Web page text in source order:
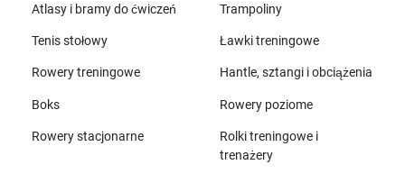
Atlasy i bramy do ćwiczeń Trampoliny
Tenis stołowy Ławki treningowe
Rowery treningowe Hantle, sztangi i obciążenia
Boks Rowery poziome
Rowery stacjonarne
Rolki treningowe i
trenażery